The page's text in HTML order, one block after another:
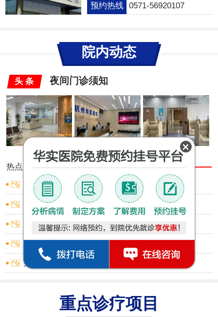
预约热线 0571-56920107
院内动态
头 条 夜间门诊须知
热点
推荐
男性包皮有白色小点
男性包皮口出血是什么原因
男性包皮红肿小窍门
男性包皮过长有啥影响
男性包皮环切术应挂什么科
重点诊疗项目